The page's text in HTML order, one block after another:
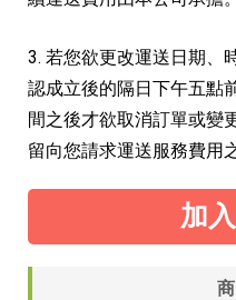
3. 若您欲更改運送日期、
認成立後的隔日下午五點
間之後才欲取消訂單或變
留向您請求運送服務費用
加